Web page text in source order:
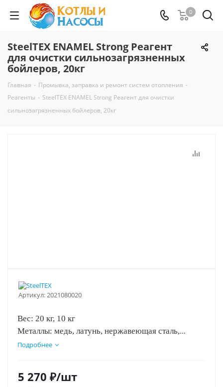
0
SteelTEX ENAMEL Strong Реагент
для очистки сильнозагрязненных
бойлеров, 20кг
Главная - Промывка, заправка и ремонт систем отопления -
Реагенты - SteelTEX ENAMEL Strong Реагент для очистки
сильнозагрязненных бойлеров, 20кг
Артикул:2021080020
Вес: 20 кг, 10 кг
Металлы: медь, латунь, нержавеющая сталь,
алюминий, сплавы легких металлов, сталь
Подробнее
5 270 ₽/шт